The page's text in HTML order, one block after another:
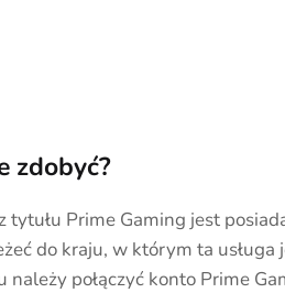
zdobyć?
Prime Gaming jest
do kraju, w którym ta
połączyć konto Prime